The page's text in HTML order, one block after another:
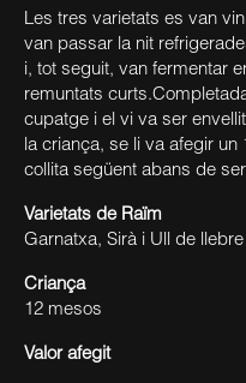
Les tres varietats es van
van passar la nit
i, tot seguit, van fermentar
remuntats
cupatge i el vi va ser
la criança, se li va afegir
collita següent abans de
Varietats de Raïm
Garnatxa, Sirà i Ull de llebre
Criança
12 mesos
Valor afegit